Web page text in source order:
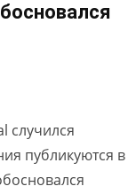
случился
публикуются в